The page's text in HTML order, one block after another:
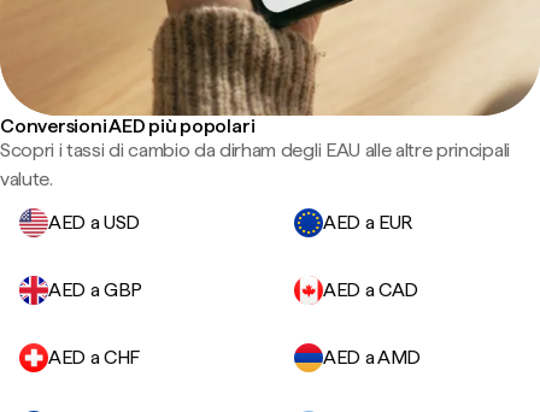
Conversioni AED più popolari
Scopri i tassi di cambio da dirham degli EAU alle altre principali
valute.
AED a USD
AED a EUR
AED a GBP AED a CAD
AED a CHF AED a AMD